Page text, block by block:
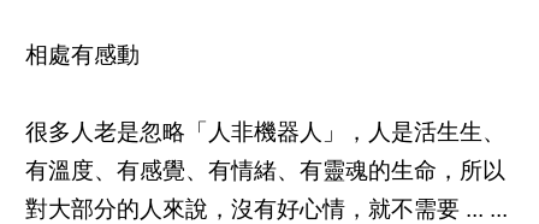
相處有感動
很多人老是忽略「人非機器人」，人是活生生、
有溫度、有感覺、有情緒、有靈魂的生命，所以
對大部分的人來說，沒有好心情，就不需要 ... ...